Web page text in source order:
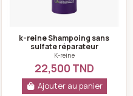
k-reine Shampoing sans
sulfate réparateur
restructurant 270 ml
K-reine
22,500 TND
Ajouter au panier